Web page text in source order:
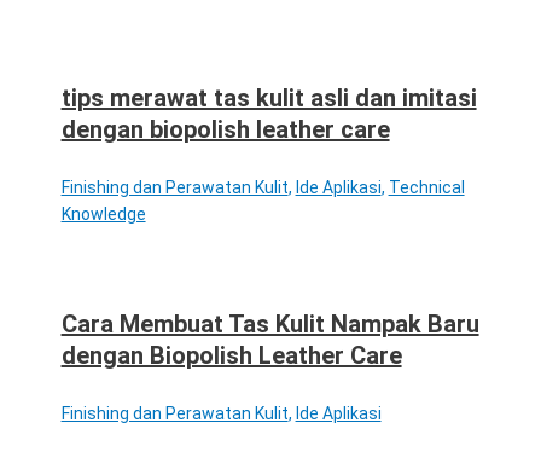
tips merawat tas kulit asli dan imitasi
dengan biopolish leather care
Finishing dan Perawatan Kulit, Ide Aplikasi, Technical
Knowledge
Cara Membuat Tas Kulit Nampak Baru
dengan Biopolish Leather Care
Finishing dan Perawatan Kulit, Ide Aplikasi